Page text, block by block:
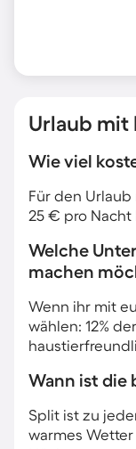
Urlaub mit
Wie viel
Für den
25 € pro Nacht
Welche
machen
Wenn ihr mit
wählen: 12%
Wann ist die
Split ist zu
warmes